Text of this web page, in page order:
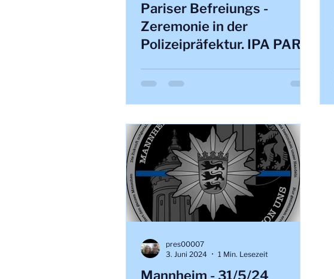
Pariser Befreiungs -
Zeremonie in der
Polizeipräfektur. IPA PARIS
Frankreich.
Mannheim - 31/5/24
pres00007
3. Juni 2024
1 Min. Lesezeit